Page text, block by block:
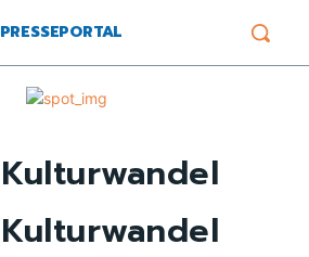
PRESSEPORTAL
Kulturwandel
Kulturwandel